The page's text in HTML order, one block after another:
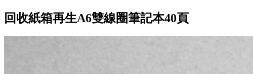
回收紙箱再生A6雙線圈筆記本40頁